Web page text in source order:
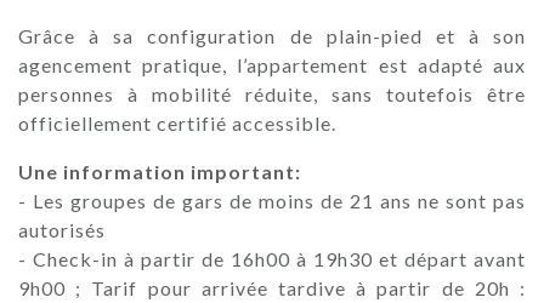
Grâce à sa configuration de plain-pied et à son
agencement pratique, l’appartement est adapté aux
personnes à mobilité réduite, sans toutefois être
officiellement certifié accessible.
Une information important:
- Les groupes de gars de moins de 21 ans ne sont pas
autorisés
- Check-in à partir de 16h00 à 19h30 et départ avant
9h00 ; Tarif pour arrivée tardive à partir de 20h :